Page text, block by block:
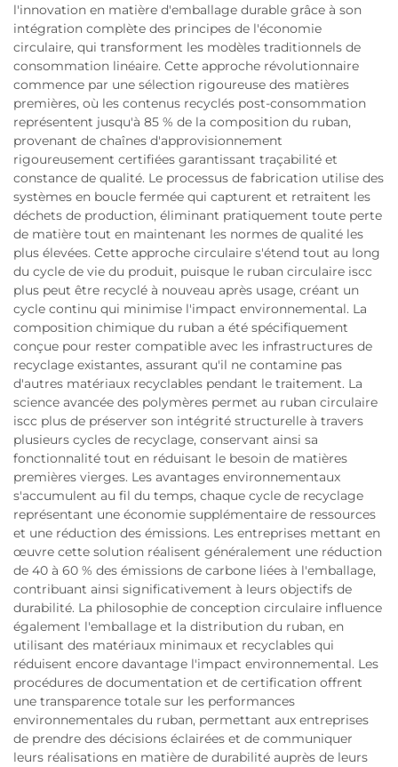
l'innovation en matière d'emballage durable grâce à son
intégration complète des principes de l'économie
circulaire, qui transforment les modèles traditionnels de
consommation linéaire. Cette approche révolutionnaire
commence par une sélection rigoureuse des matières
premières, où les contenus recyclés post-consommation
représentent jusqu'à 85 % de la composition du ruban,
provenant de chaînes d'approvisionnement
rigoureusement certifiées garantissant traçabilité et
constance de qualité. Le processus de fabrication utilise des
systèmes en boucle fermée qui capturent et retraitent les
déchets de production, éliminant pratiquement toute perte
de matière tout en maintenant les normes de qualité les
plus élevées. Cette approche circulaire s'étend tout au long
du cycle de vie du produit, puisque le ruban circulaire iscc
plus peut être recyclé à nouveau après usage, créant un
cycle continu qui minimise l'impact environnemental. La
composition chimique du ruban a été spécifiquement
conçue pour rester compatible avec les infrastructures de
recyclage existantes, assurant qu'il ne contamine pas
d'autres matériaux recyclables pendant le traitement. La
science avancée des polymères permet au ruban circulaire
iscc plus de préserver son intégrité structurelle à travers
plusieurs cycles de recyclage, conservant ainsi sa
fonctionnalité tout en réduisant le besoin de matières
premières vierges. Les avantages environnementaux
s'accumulent au fil du temps, chaque cycle de recyclage
représentant une économie supplémentaire de ressources
et une réduction des émissions. Les entreprises mettant en
œuvre cette solution réalisent généralement une réduction
de 40 à 60 % des émissions de carbone liées à l'emballage,
contribuant ainsi significativement à leurs objectifs de
durabilité. La philosophie de conception circulaire influence
également l'emballage et la distribution du ruban, en
utilisant des matériaux minimaux et recyclables qui
réduisent encore davantage l'impact environnemental. Les
procédures de documentation et de certification offrent
une transparence totale sur les performances
environnementales du ruban, permettant aux entreprises
de prendre des décisions éclairées et de communiquer
leurs réalisations en matière de durabilité auprès de leurs